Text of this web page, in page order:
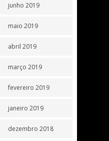
junho 2019
maio 2019
abril 2019
março 2019
fevereiro 2019
janeiro 2019
dezembro 2018